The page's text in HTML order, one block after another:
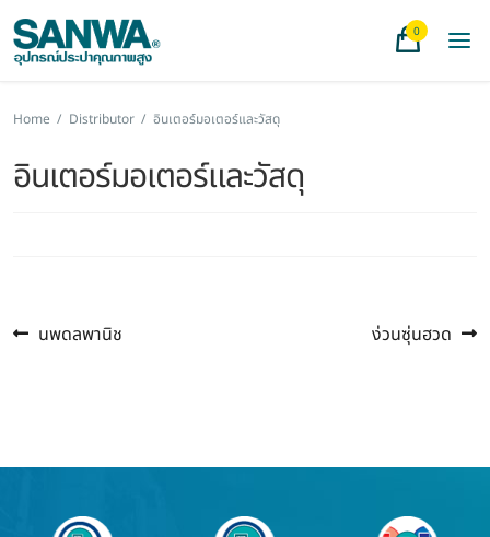
0
Home / Distributor / อินเตอร์มอเตอร์และวัสดุ
อินเตอร์มอเตอร์และวัสดุ
แนะแนว
Previous
นพดลพานิช
Next
ง่วนซุ่นฮวด